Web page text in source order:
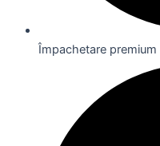
Împachetare premium